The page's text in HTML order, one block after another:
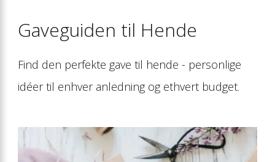
Gaveguiden til Hende
Find den perfekte gave til hende - personlige
idéer til enhver anledning og ethvert budget.